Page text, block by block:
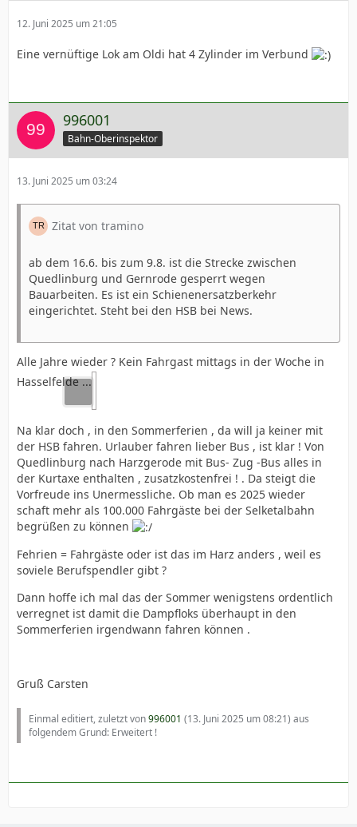
12. Juni 2025 um 21:05
Eine vernüftige Lok am Oldi hat 4 Zylinder im Verbund
996001
Bahn-Oberinspektor
13. Juni 2025 um 03:24
Zitat von tramino
ab dem 16.6. bis zum 9.8. ist die Strecke zwischen
Quedlinburg und Gernrode gesperrt wegen
Bauarbeiten. Es ist ein Schienenersatzberkehr
eingerichtet. Steht bei den HSB bei News.
Alle Jahre wieder ? Kein Fahrgast mittags in der Woche in
Hasselfelde ...
Na klar doch , in den Sommerferien , da will ja keiner mit
der HSB fahren. Urlauber fahren lieber Bus , ist klar ! Von
Quedlinburg nach Harzgerode mit Bus- Zug -Bus alles in
der Kurtaxe enthalten , zusatzkostenfrei ! . Da steigt die
Vorfreude ins Unermessliche. Ob man es 2025 wieder
schaft mehr als 100.000 Fahrgäste bei der Selketalbahn
begrüßen zu können
Fehrien = Fahrgäste oder ist das im Harz anders , weil es
soviele Berufspendler gibt ?
Dann hoffe ich mal das der Sommer wenigstens ordentlich
verregnet ist damit die Dampfloks überhaupt in den
Sommerferien irgendwann fahren können .
Gruß Carsten
Einmal editiert, zuletzt von996001 (13. Juni 2025 um 08:21) aus
folgendem Grund: Erweitert !